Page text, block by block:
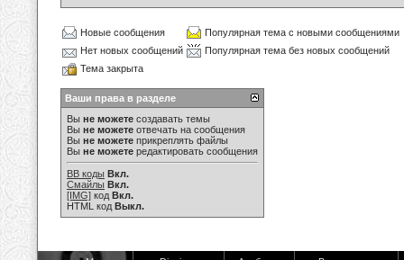
Новые сообщения
Популярная тема с новыми сообщениями
Нет новых сообщений
Популярная тема без новых сообщений
Тема закрыта
Ваши права в разделе
Вы не можете создавать темы
Вы не можете отвечать на сообщения
Вы не можете прикреплять файлы
Вы не можете редактировать сообщения
BB коды Вкл.
Смайлы Вкл.
[IMG] код Вкл.
HTML код Выкл.